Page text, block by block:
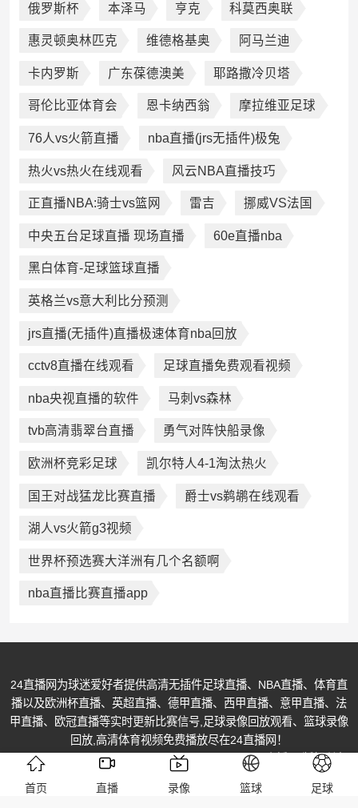
首页 直播 录像 篮球 足球
俄罗斯杯 本泽马 亨克 科莫西奥联
惠灵顿奥林匹克 维德格基奥 阿马兰迪
卡内罗斯 广东葆德澳美 耶路撒冷贝塔
哥伦比亚体育会 恩卡纳西翁 摩拉维亚足球
76人vs火箭直播 nba直播(jrs无插件)极兔
热火vs热火在线观看 风云NBA直播技巧
正直播NBA:骑士vs篮网 雷吉 挪威VS法国
中央五台足球直播 现场直播 60e直播nba
黑白体育-足球篮球直播
英格兰vs意大利比分预测
jrs直播(无插件)直播极速体育nba回放
cctv8直播在线观看 足球直播免费观看视频
nba央视直播的软件 马刺vs森林
tvb高清翡翠台直播 勇气对阵快船录像
欧洲杯竞彩足球 凯尔特人4-1淘汰热火
国王对战猛龙比赛直播 爵士vs鹈鹕在线观看
湖人vs火箭g3视频
世界杯预选赛大洋洲有几个名额啊
nba直播比赛直播app
24直播网为球迷爱好者提供高清无插件足球直播、NBA直播、体育直
播以及欧洲杯直播、英超直播、德甲直播、西甲直播、意甲直播、法
甲直播、欧冠直播等实时更新比赛信号,足球录像回放观看、篮球录像
回放,高清体育视频免费播放尽在24直播网！
© Copyright @ 2013-2026 All Rights Reserved. 24直播网 版权所有
苏ICP备17027055号-3